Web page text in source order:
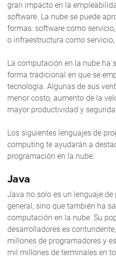
gran impacto en la
software. La nube se puede
formas: software como
o infraestructura como servicio,
La computación en la nube ha
forma tradicional en que se
tecnología. Algunas de sus
menor costo, aumento de la
mayor productividad y
Los siguientes lenguajes de
computing te ayudarán a
programación en la nube:
Java
Java no solo es un lenguaje
general, sino que también ha
computación en la nube. Su
desarrolladores es
millones de programadores y
mil millones de terminales en